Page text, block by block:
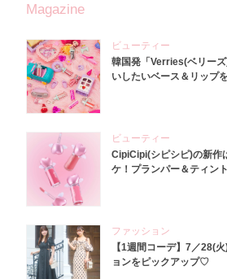
Magazine
ビューティー
韓国発「Verries(ベリー
いしたいベース＆リップ
ビューティー
CipiCipi(シピシピ)の新作
ケ！プランパー＆ティ
ファッション
【1週間コーデ】7／28(
ョンをピックアップ♡